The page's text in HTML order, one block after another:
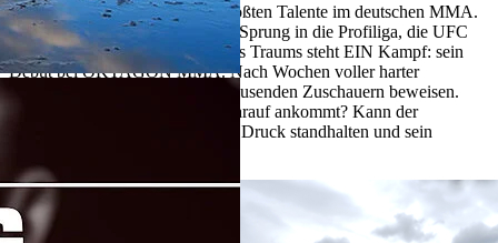
Iwan Tagner gilt als eines der größten Talente im deutschen MMA.
Viele trauen ihm schon bald den Sprung in die Profiliga, die UFC
zu. Doch vor der Erfüllung seines Traums steht EIN Kampf: sein
Debüt bei OKTAGON MMA. Nach Wochen voller harter
Vorbereitung muss er sich vor Tausenden Zuschauern beweisen.
Behält er die Nerven, wenn es darauf ankommt? Kann der
Ausnahmesportler dem enormen Druck standhalten und sein